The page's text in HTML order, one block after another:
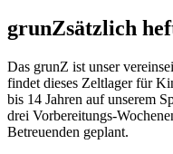
grunZsätzlich
Das grunZ ist unser
findet dieses Zeltlager für
bis 14 Jahren auf unserem
drei Vorbereitungs-
Betreuenden geplant.